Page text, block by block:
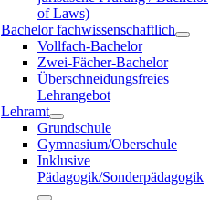
of Laws)
Bachelor fachwissenschaftlich
Vollfach-Bachelor
Zwei-Fächer-Bachelor
Überschneidungsfreies
Lehrangebot
Lehramt
Grundschule
Gymnasium/Oberschule
Inklusive
Pädagogik/Sonderpädagogik